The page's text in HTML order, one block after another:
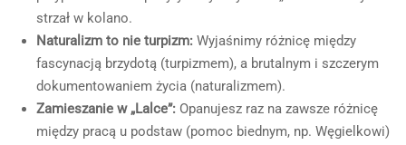
strzał w kolano.
Naturalizm to nie turpizm: Wyjaśnimy różnicę między
fascynacją brzydotą (turpizmem), a brutalnym i szczerym
dokumentowaniem życia (naturalizmem).
Zamieszanie w „Lalce”: Opanujesz raz na zawsze różnicę
między pracą u podstaw (pomoc biednym, np. Węgielkowi)